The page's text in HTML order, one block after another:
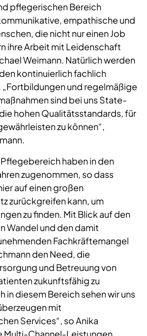
pflegerischen Bereich
empathische und
die nicht nur einen Job
ihre Arbeit mit Leidenschaft
Weimann. Natürlich werden
kontinuierlich fachlich
und regelmäßige
sind bei uns State-
hohen Qualitätsstandards, für
zu können“,
haben in den
zugenommen, so dass
auf einen großen
zurückgreifen kann, um
zu finden. Mit Blick auf den
Wandel und den damit
Fachkräftemangel
den Need, die
und Betreuung von
zukunftsfähig zu
in diesem Bereich sehen wir uns
mit
Services“, so Anika
Multi-Channel-Leistungen